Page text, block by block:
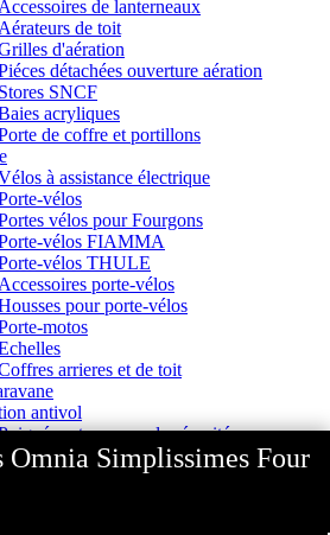
Omnia Simplissimes Four
Accessoires de lanterneaux
Aérateurs de toit
d'aération
détachées ouverture aération
Stores SNCF
acryliques
de coffre et portillons
à assistance électrique
vélos
vélos pour Fourgons
vélos FIAMMA
vélos THULE
Accessoires porte-vélos
pour porte-vélos
motos
arrieres et de toit
antivol
et serrures de sécurité
HEOSolution